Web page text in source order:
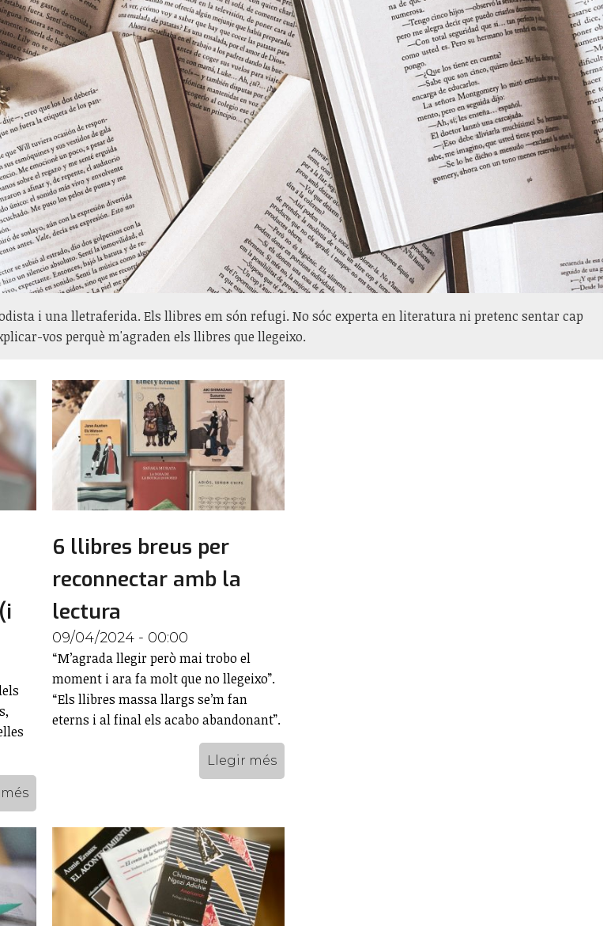
i una lletraferida. Els llibres em són refugi. No sóc experta en literatura ni pretenc sentar cap
vos perquè m'agraden els llibres que llegeixo.
6 llibres breus per
reconnectar amb la
lectura
09/04/2024 - 00:00
“M’agrada llegir però mai trobo el
moment i ara fa molt que no llegeixo”.
“Els llibres massa llargs se’m fan
eterns i al final els acabo abandonant”.
Llegir més